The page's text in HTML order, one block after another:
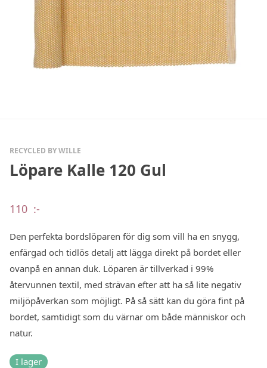
RECYCLED BY WILLE
Löpare Kalle 120 Gul
110 :-
Den perfekta bordslöparen för dig som vill ha en snygg,
enfärgad och tidlös detalj att lägga direkt på bordet eller
ovanpå en annan duk. Löparen är tillverkad i 99%
återvunnen textil, med strävan efter att ha så lite negativ
miljöpåverkan som möjligt. På så sätt kan du göra fint på
bordet, samtidigt som du värnar om både människor och
natur.
I lager